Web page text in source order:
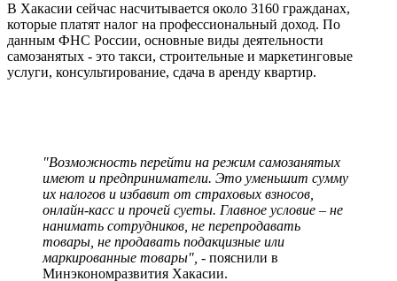
В Хакасии сейчас насчитывается около 3160 гражданах,
которые платят налог на профессиональный доход. По
данным ФНС России, основные виды деятельности
самозанятых - это такси, строительные и маркетинговые
услуги, консультирование, сдача в аренду квартир.
"Возможность перейти на режим самозанятых
имеют и предприниматели. Это уменьшит сумму
их налогов и избавит от страховых взносов,
онлайн-касс и прочей суеты. Главное условие – не
нанимать сотрудников, не перепродавать
товары, не продавать подакцизные или
маркированные товары", - пояснили в
Минэкономразвития Хакасии.